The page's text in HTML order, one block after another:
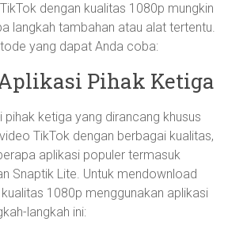
dengan kualitas 1080p mungkin
langkah tambahan atau alat tertentu.
yang dapat Anda coba:
Pihak Ketiga
pihak ketiga yang dirancang khusus
TikTok dengan berbagai kualitas,
aplikasi populer termasuk
Snaptik Lite. Untuk mendownload
1080p menggunakan aplikasi
langkah ini: